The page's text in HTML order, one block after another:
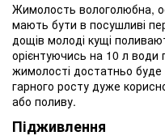
Жимолость вологолюбна,
мають бути в посушливі
дощів молоді кущі
орієнтуючись на 10 л води
жимолості достатньо
гарного росту дуже
або поливу.
Підживлення